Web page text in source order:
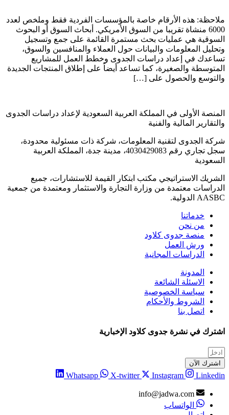
ملاحظة: هذه الأرقام خاصة بالمؤسسات الفردية فقط وملخص لعدد
6000 منشاة تقريبا من السوق الأمريكي. أبحاث السوق أو البحوث
السوقية هي عمليات بحث مستمرة القائمة على جمع وتسجيل
وتحليل المعلومات والبيانات حول العملاء والمنافسين والسوق،
تساعدك في إعداد دراسات الجدوى وخطط العمل للمشاريع
المتوسطة والصغيرة، كما تساعد أيضاً على إطلاق المنتجات الجديدة
والتوسع والحصول على […]
المنصة الأولى في المملكة العربية السعودية لإعداد دراسات الجدوى
والتقارير المالية والفنية
شركة الجدوى لتقنية المعلومات، شركة ذات مسئولية محدودة،
سجل تجاري رقم 4030429083، مدينة جدة، المملكة العربية
السعودية
الشريك الاستراتيجي مكتب ابتكار القيمة للاستشارات، جميع
الدراسات معتمدة من وزارة التجارة والاستثمار ومعتمدة من جمعية
AASBC الدولية.
خدماتنا
من نحن
منصة جدوى كلاود
ورش العمل
الدراسات المجانية
المدونة
الاسئلة الشائعة
سياسة الخصوصية
الشروط والأحكام
اتصل بنا
اشترك في نشرة جدوى كلاود الإخبارية
اشترك الآن
Whatsapp X-twitter Instagram Linkedin
info@jadwa.com
الواتساب